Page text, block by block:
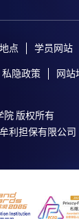
点 学员网站
私隐政策 网站
院 版权所有
利担保有限公司